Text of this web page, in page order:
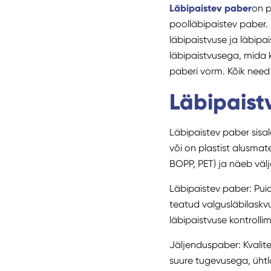
Läbipaistev paberon
poolläbipaistev paber.
läbipaistvuse ja
läbipaistvusega, mida
paberi vorm. Kõik
Läbipaistev paber
või on plastist
BOPP, PET) ja näeb
Läbipaistev paber:
teatud
läbipaistvuse
Jäljenduspaber:
suure tugevusega,